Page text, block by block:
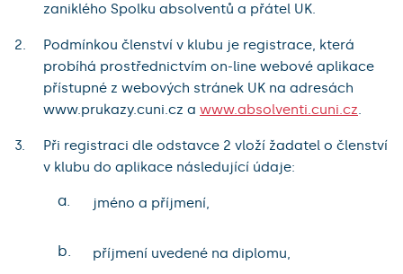
zaniklého Spolku absolventů a přátel UK.
Podmínkou členství v klubu je registrace, která
probíhá prostřednictvím on-line webové aplikace
přístupné z webových stránek UK na adresách
www.prukazy.cuni.cz a www.absolventi.cuni.cz.
Při registraci dle odstavce 2 vloží žadatel o členství
v klubu do aplikace následující údaje:
a. jméno a příjmení,
b. příjmení uvedené na diplomu,